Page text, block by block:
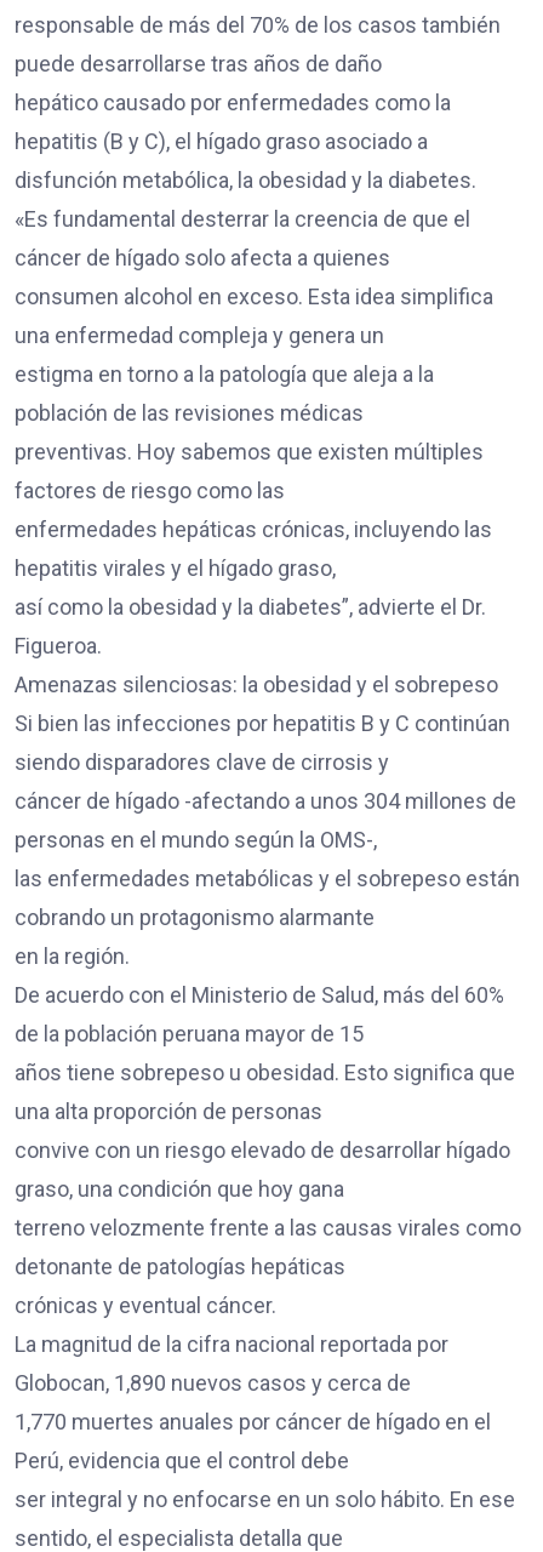
responsable de más del 70% de los casos también
puede desarrollarse tras años de daño
hepático causado por enfermedades como la
hepatitis (B y C), el hígado graso asociado a
disfunción metabólica, la obesidad y la diabetes.
«Es fundamental desterrar la creencia de que el
cáncer de hígado solo afecta a quienes
consumen alcohol en exceso. Esta idea simplifica
una enfermedad compleja y genera un
estigma en torno a la patología que aleja a la
población de las revisiones médicas
preventivas. Hoy sabemos que existen múltiples
factores de riesgo como las
enfermedades hepáticas crónicas, incluyendo las
hepatitis virales y el hígado graso,
así como la obesidad y la diabetes”, advierte el Dr.
Figueroa.
Amenazas silenciosas: la obesidad y el sobrepeso
Si bien las infecciones por hepatitis B y C continúan
siendo disparadores clave de cirrosis y
cáncer de hígado -afectando a unos 304 millones de
personas en el mundo según la OMS-,
las enfermedades metabólicas y el sobrepeso están
cobrando un protagonismo alarmante
en la región.
De acuerdo con el Ministerio de Salud, más del 60%
de la población peruana mayor de 15
años tiene sobrepeso u obesidad. Esto significa que
una alta proporción de personas
convive con un riesgo elevado de desarrollar hígado
graso, una condición que hoy gana
terreno velozmente frente a las causas virales como
detonante de patologías hepáticas
crónicas y eventual cáncer.
La magnitud de la cifra nacional reportada por
Globocan, 1,890 nuevos casos y cerca de
1,770 muertes anuales por cáncer de hígado en el
Perú, evidencia que el control debe
ser integral y no enfocarse en un solo hábito. En ese
sentido, el especialista detalla que